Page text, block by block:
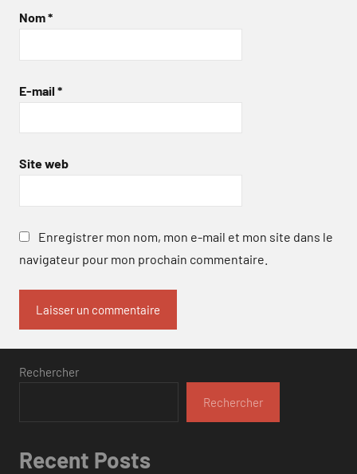
Nom*
E-mail *
Site web
Enregistrer mon nom, mon e-mail et mon site dans le
navigateur pour mon prochain commentaire.
Rechercher
Rechercher
Recent Posts